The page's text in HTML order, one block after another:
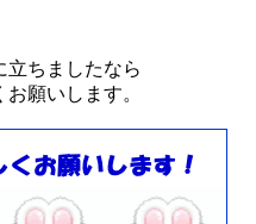
立ちましたなら
願いします。